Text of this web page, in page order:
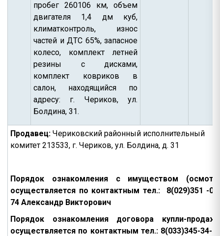
пробег 260106 км, объем
двигателя 1,4 дм куб,
климатконтроль, износ
частей и ДТС 65%, запасное
колесо, комплект летней
резины с дисками,
комплект ковриков в
салон, находящийся по
адресу: г. Чериков, ул.
Болдина, 31.
Продавец: Чериковский районный исполнительный
комитет 213533, г. Чериков, ул. Болдина, д. 31
Порядок ознакомления с имуществом
осуществляется по контактным тел.: 8(029)351 -
74 Александр Викторович
Порядок ознакомления договора купли-
осуществляется по контактным тел.: 8(033)345-34-